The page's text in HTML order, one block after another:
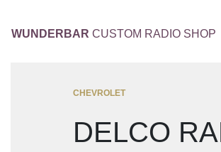
WUNDERBAR CUSTOM RADIO SHOP
CHEVROLET
DELCO